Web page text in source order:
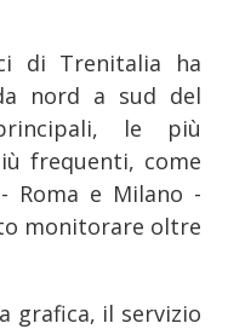
di Trenitalia ha
nord a sud del
le più
frequenti, come
Roma e Milano -
monitorare oltre
grafica, il servizio